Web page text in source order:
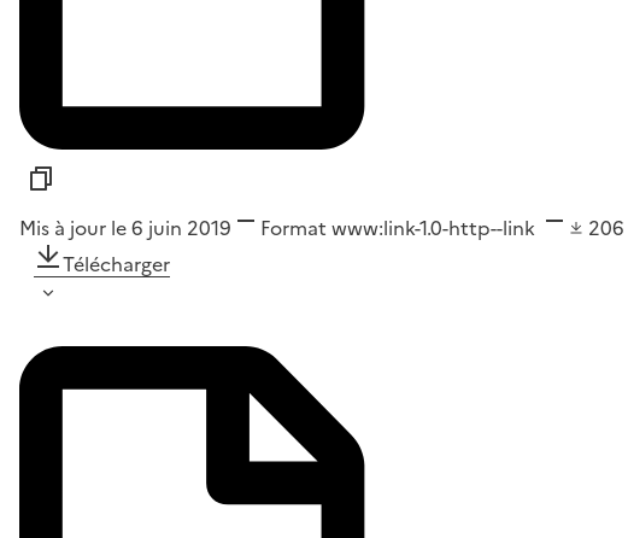
Mis à jour le 6 juin 2019 Format www:link-1.0-http--link 206
Télécharger